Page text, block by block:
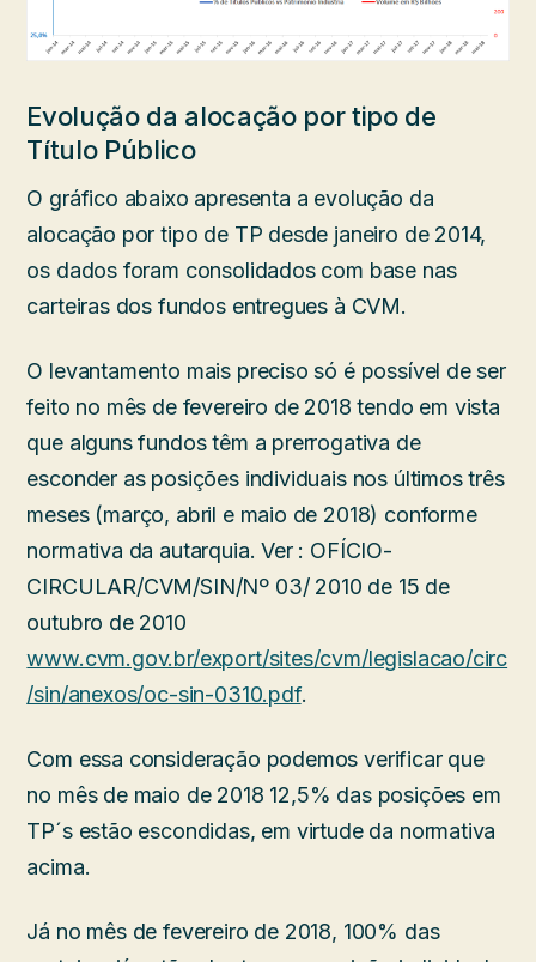
Evolução da alocação por tipo de
Título Público
O gráfico abaixo apresenta a evolução da
alocação por tipo de TP desde janeiro de 2014,
os dados foram consolidados com base nas
carteiras dos fundos entregues à CVM.
O levantamento mais preciso só é possível de ser
feito no mês de fevereiro de 2018 tendo em vista
que alguns fundos têm a prerrogativa de
esconder as posições individuais nos últimos três
meses (março, abril e maio de 2018) conforme
normativa da autarquia. Ver : OFÍCIO-
CIRCULAR/CVM/SIN/Nº 03/ 2010 de 15 de
outubro de 2010
www.cvm.gov.br/export/sites/cvm/legislacao/circ
/sin/anexos/oc-sin-0310.pdf.
Com essa consideração podemos verificar que
no mês de maio de 2018 12,5% das posições em
TP´s estão escondidas, em virtude da normativa
acima.
Já no mês de fevereiro de 2018, 100% das